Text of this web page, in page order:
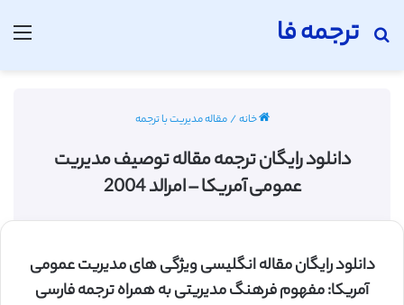
ترجمه فا
جستجو برای
خانه/مقاله مدیریت با ترجمه
دانلود رایگان ترجمه مقاله توصیف مدیریت
عمومی آمریکا – امرالد 2004
دانلود رایگان مقاله انگلیسی ویژگی های مدیریت عمومی
آمریکا: مفهوم فرهنگ مدیریتی به همراه ترجمه فارسی